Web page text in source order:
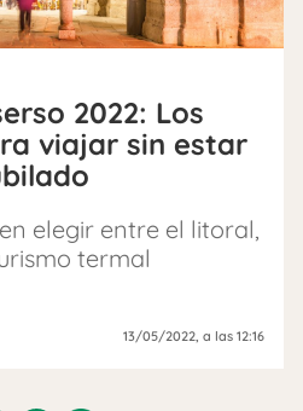
2022: Los
viajar sin estar
elegir entre el litoral,
termal
13/05/2022, a las 12:16